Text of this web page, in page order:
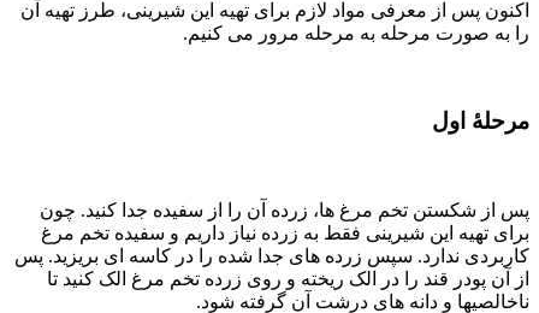
اکنون پس از معرفی مواد لازم برای تهیه این شیرینی، طرز تهیه آن
را به صورت مرحله به مرحله مرور می کنیم.
مرحلۀ اول
پس از شکستن تخم مرغ ها، زرده آن را از سفیده جدا کنید. چون
برای تهیه این شیرینی فقط به زرده نیاز داریم و سفیده تخم مرغ
کاربردی ندارد. سپس زرده های جدا شده را در کاسه ای بریزید. پس
از آن پودر قند را در الک ریخته و روی زرده تخم مرغ الک کنید تا
ناخالصیها و دانه های درشت آن گرفته شود.